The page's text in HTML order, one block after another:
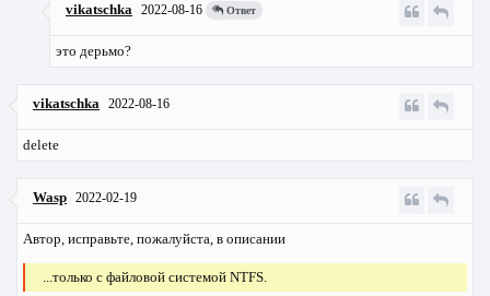
vikatschka 2022-08-16 Ответ
это дерьмо?
vikatschka 2022-08-16
delete
Wasp 2022-02-19
Автор, исправьте, пожалуйста, в описании
...только с файловой системой NTFS.